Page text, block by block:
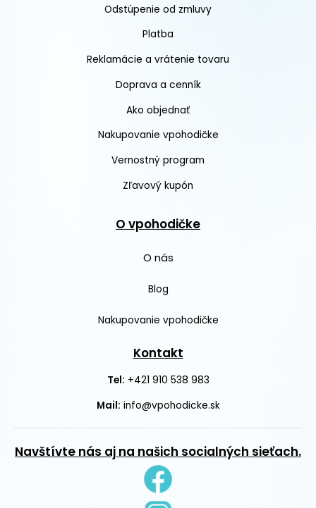
Odstúpenie od zmluvy
Platba
Reklamácie a vrátenie tovaru
Doprava a cenník
Ako objednať
Nakupovanie vpohodičke
Vernostný program
Zľavový kupón
O vpohodičke
O nás
Blog
Nakupovanie vpohodičke
Kontakt
Tel: +421 910 538 983
Mail: info@vpohodicke.sk
Navštívte nás aj na našich socialných sieťach.